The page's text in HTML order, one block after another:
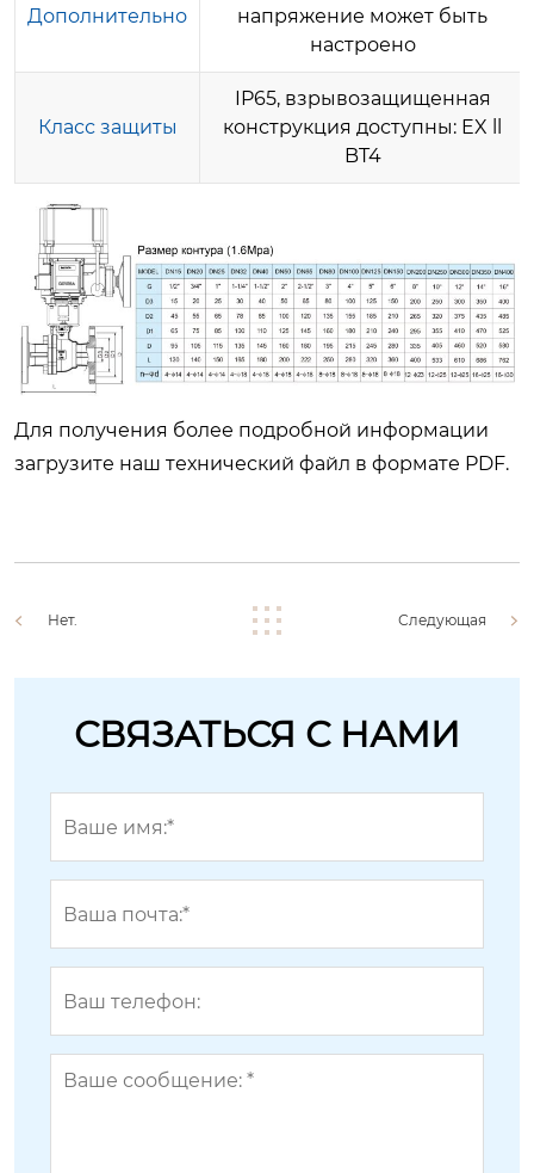
Дополнительно
напряжение может быть
настроено
Класс защиты
IP65, взрывозащищенная
конструкция доступны: EX ll
BT4
Для получения более подробной информации
загрузите наш технический файл в формате PDF.
Нет. Следующая
СВЯЗАТЬСЯ С НАМИ